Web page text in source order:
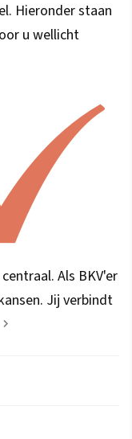
Hieronder staan
u wellicht
Als BKV'er
Jij verbindt